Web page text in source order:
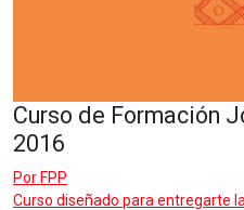
Curso de Formación
2016
Por FPP
Curso diseñado para entregarte